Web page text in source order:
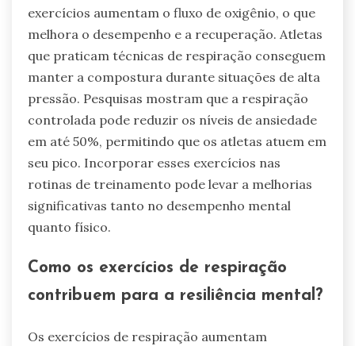
exercícios aumentam o fluxo de oxigênio, o que
melhora o desempenho e a recuperação. Atletas
que praticam técnicas de respiração conseguem
manter a compostura durante situações de alta
pressão. Pesquisas mostram que a respiração
controlada pode reduzir os níveis de ansiedade
em até 50%, permitindo que os atletas atuem em
seu pico. Incorporar esses exercícios nas
rotinas de treinamento pode levar a melhorias
significativas tanto no desempenho mental
quanto físico.
Como os exercícios de respiração
contribuem para a resiliência mental?
Os exercícios de respiração aumentam